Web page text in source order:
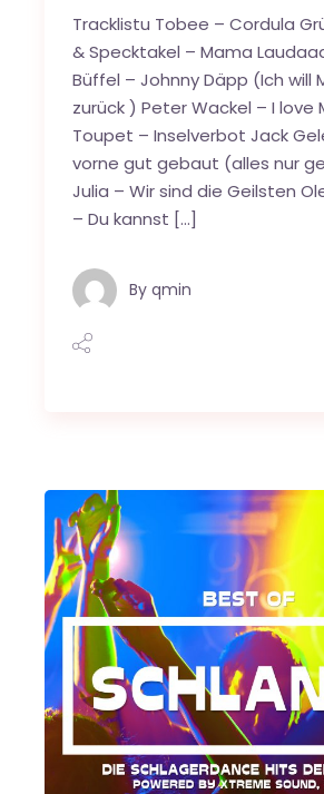
Tracklistu Tobee – Cordula
& Specktakel – Mama
Büffel – Johnny Däpp (Ich will
zurück ) Peter Wackel – I love
Toupet – Inselverbot Jack
vorne gut gebaut (alles nur
Julia – Wir sind die Geilsten
– Du kannst […]
By qmin